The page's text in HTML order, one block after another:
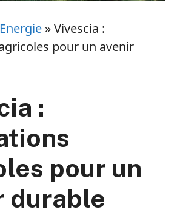
Energie »Vivescia :
pour un avenir
:
pour un
durable